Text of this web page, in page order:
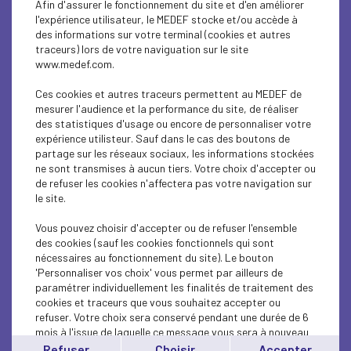
ECONOMY
INTERNATIONAL - EUROPE
ECONOMY
ECONOMY
ECONOMY
ECONOMY
ECONOMY
ECONOMY
ECONOMY
Afin d'assurer le fonctionnement du site et d'en améliorer
l'expérience utilisateur, le MEDEF stocke et/ou accède à
des informations sur votre terminal (cookies et autres
traceurs) lors de votre naviguation sur le site
www.medef.com.
Ces cookies et autres traceurs permettent au MEDEF de
mesurer l'audience et la performance du site, de réaliser
des statistiques d'usage ou encore de personnaliser votre
expérience utilisteur. Sauf dans le cas des boutons de
partage sur les réseaux sociaux, les informations stockées
ne sont transmises à aucun tiers. Votre choix d'accepter ou
de refuser les cookies n'affectera pas votre navigation sur
le site.
Vous pouvez choisir d'accepter ou de refuser l'ensemble
des cookies (sauf les cookies fonctionnels qui sont
nécessaires au fonctionnement du site). Le bouton
'Personnaliser vos choix' vous permet par ailleurs de
paramétrer individuellement les finalités de traitement des
cookies et traceurs que vous souhaitez accepter ou
refuser. Votre choix sera conservé pendant une durée de 6
mois à l'issue de laquelle ce message vous sera à nouveau
affiché..